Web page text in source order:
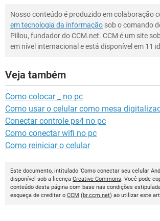
Nosso conteúdo é produzido em colaboração
em tecnologia da informação sob o comando
Pillou, fundador do CCM.net. CCM é um site
em nível internacional e está disponível em 11
Veja também
Como colocar _ no pc
Como usar o celular como mesa
Conectar controle ps4 no pc
Como conectar wifi no pc
Como reiniciar o celular
Este documento, intitulado 'Como conectar seu celular
disponível sob a licença Creative Commons. Você pode
conteúdo desta página com base nas condições
esqueça de creditar o CCM (br.ccm.net) ao utilizar este